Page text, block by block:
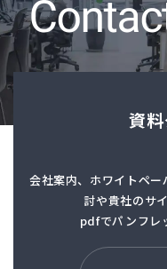
資
会社案内、ホワイトペ
討や貴社のサ
pdfでパンフレ